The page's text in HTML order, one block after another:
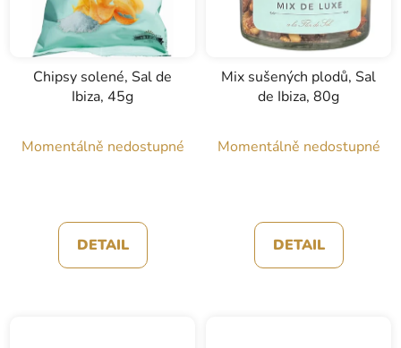
Chipsy solené, Sal de
Ibiza, 45g
Momentálně nedostupné
DETAIL
Mix sušených plodů, Sal
de Ibiza, 80g
Momentálně nedostupné
DETAIL